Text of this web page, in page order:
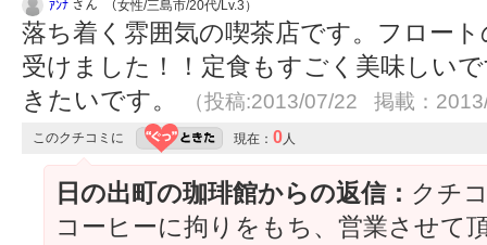
ｱﾝﾅ さん （女性/三島市/20代/Lv.3）
落ち着く雰囲気の喫茶店です。フロー
受けました！！定食もすごく美味しい
きたいです。
（投稿:2013/07/22 掲載：
このクチコミに 現在： 0人
日の出町の珈琲館からの返信： クチ
コーヒーに拘りをもち、営業させて